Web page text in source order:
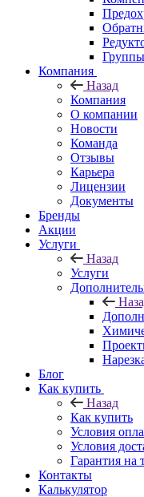
Группы
Компания
Назад
Компания
О компании
Новости
Команда
Отзывы
Карьера
Лицензии
Документы
Бренды
Акции
Услуги
Назад
Услуги
Блог
Как купить
Назад
Как купить
Условия
Условия
Гарантия на
Контакты
Калькулятор